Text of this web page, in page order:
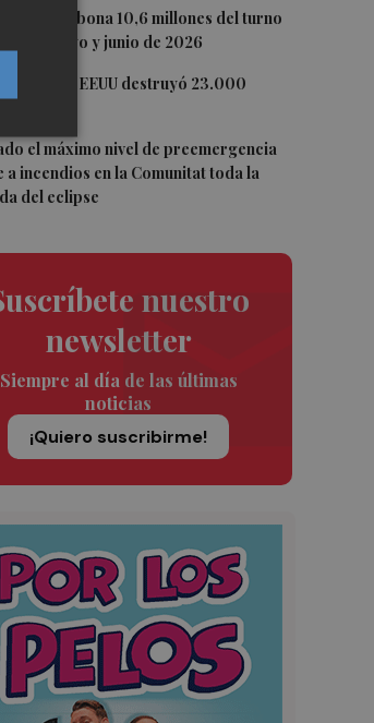
abona 10,6 millones del turno
de mayo y junio de 2026
de EEUU destruyó 23.000
el máximo nivel de preemergencia
a incendios en la Comunitat toda la
del eclipse
nuestro
newsletter
Siempre al día de las últimas
noticias
¡Quiero suscribirme!